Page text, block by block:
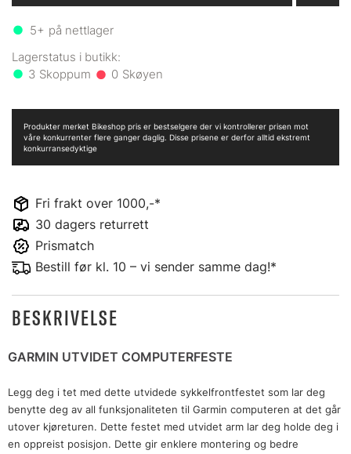
5+ på nettlager
3 0
Fri frakt over 1000,-*
30 dagers returrett
Prismatch
Bestill før kl. 10 – vi sender samme dag!*
Produkter merket Bikeshop pris er bestselgere der vi kontrollerer prisen mot
våre konkurrenter flere ganger daglig. Disse prisene er derfor alltid ekstremt
konkurransedyktige
BESKRIVELSE
GARMIN UTVIDET COMPUTERFESTE
Legg deg i tet med dette utvidede sykkelfrontfestet som lar deg
benytte deg av all funksjonaliteten til Garmin computeren at det går
utover kjøreturen. Dette festet med utvidet arm lar deg holde deg i
en oppreist posisjon. Dette gir enklere montering og bedre